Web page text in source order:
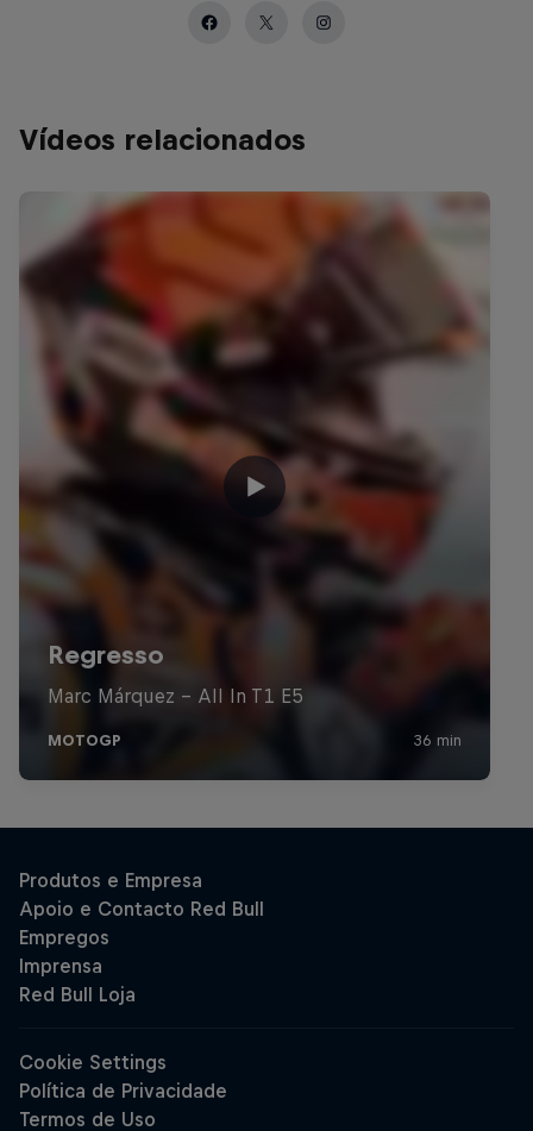
Vídeos relacionados